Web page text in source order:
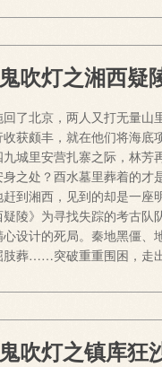
鬼吹灯之湘西疑
了北京，两人又打无量山
获颇丰，就在他们将海底
城里安营扎寨之际，林芳
之处？酉水墓里葬着的才
到湘西，见到的却是一座
疑陵》为寻找失踪的考古队
设计的死局。秦地黑僵、
肢葬……突破重重围困，走
鬼吹灯之镇库狂